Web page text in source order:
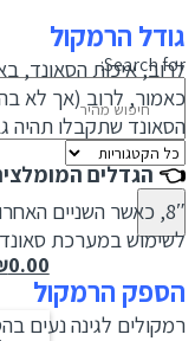
ציוד הגברה
Search for:
₪0.00
גודל הרמקול
לרוב, איכות הסאונד,
כאמור, לרוב (אך לא
הסאונד שתקבלו תהיה
👈הגדלים
לשימוש במערכת סאונד
הספק הרמקול